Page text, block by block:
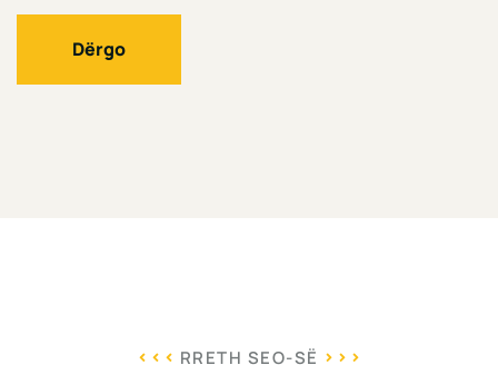
Dërgo
RRETH SEO-SË